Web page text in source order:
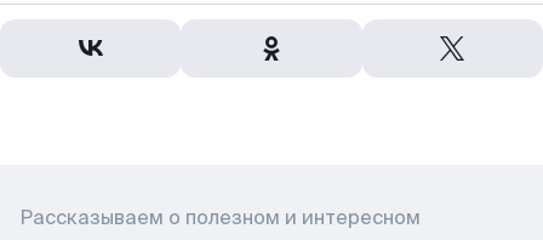
Рассказываем о полезном и интересном